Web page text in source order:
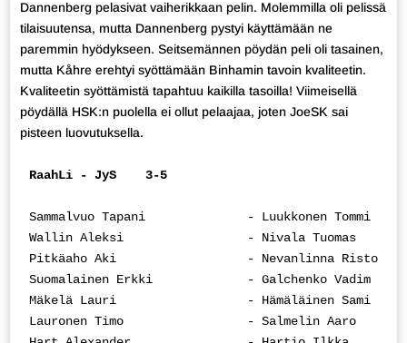
Dannenberg pelasivat vaiherikkaan pelin. Molemmilla oli pelissä
tilaisuutensa, mutta Dannenberg pystyi käyttämään ne
paremmin hyödykseen. Seitsemännen pöydän peli oli tasainen,
mutta Kåhre erehtyi syöttämään Binhamin tavoin kvaliteetin.
Kvaliteetin syöttämistä tapahtuu kaikilla tasoilla! Viimeisellä
pöydällä HSK:n puolella ei ollut pelaajaa, joten JoeSK sai
pisteen luovutuksella.
RaahLi - JyS    3-5
Sammalvuo Tapani              - Luukkonen
Wallin Aleksi                 - Nivala Tuomas
Pitkäaho Aki                  - Nevanlinna Risto
Suomalainen Erkki             - Galchenko Vadim
Mäkelä Lauri                  - Hämäläinen Sami
Lauronen Timo                 - Salmelin Aaro